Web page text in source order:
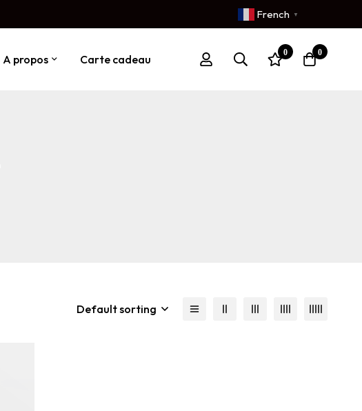
French ▼
A propos Carte cadeau
0 0
Default sorting